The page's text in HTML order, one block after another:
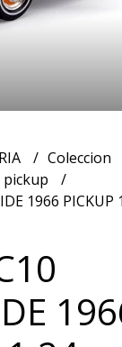
Coleccion
pickup
1966 PICKUP